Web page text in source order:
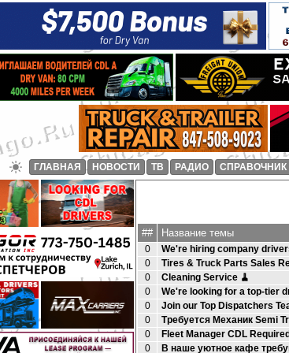
ГЛАВНАЯ НОВОСТИ ТВ РАДИО СПРАВОЧНИК
## Название темы
0 We're hiring company
0
Tires & Truck Parts Sales
0
Cleaning Service 🧹
0
We're looking for a top-tier
0
Join our Top Dispatchers
0
Требуется Механик Semi
0
Fleet Manager CDL
0
В наше уютное кафе